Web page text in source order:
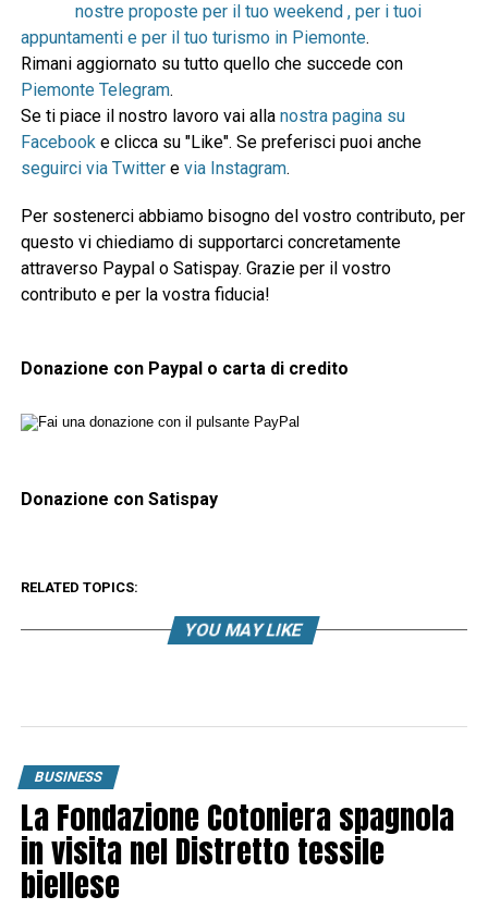
nostre proposte per il tuo weekend , per i tuoi
appuntamenti e per il tuo turismo in Piemonte.
Rimani aggiornato su tutto quello che succede con
Piemonte Telegram.
Se ti piace il nostro lavoro vai alla nostra pagina su
Facebook e clicca su "Like". Se preferisci puoi anche
seguirci via Twittere via Instagram.
Per sostenerci abbiamo bisogno del vostro contributo, per
questo vi chiediamo di supportarci concretamente
attraverso Paypal o Satispay. Grazie per il vostro
contributo e per la vostra fiducia!
Donazione con Paypal o carta di credito
Donazione con Satispay
RELATED TOPICS:
YOU MAY LIKE
BUSINESS
La Fondazione Cotoniera spagnola
in visita nel Distretto tessile
biellese